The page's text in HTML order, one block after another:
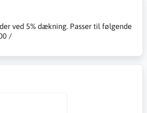
ved 5% dækning. Passer til følgende
/